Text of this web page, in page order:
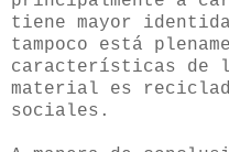
tiene mayor
tampoco está
características de
material es
sociales.